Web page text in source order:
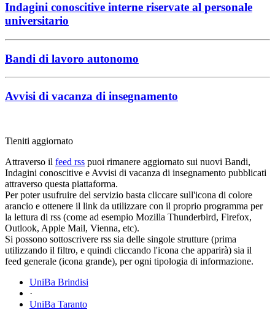
Indagini conoscitive interne riservate al personale
universitario
Bandi di lavoro autonomo
Avvisi di vacanza di insegnamento
Tieniti aggiornato
Attraverso il feed rss puoi rimanere aggiornato sui nuovi Bandi,
Indagini conoscitive e Avvisi di vacanza di insegnamento pubblicati
attraverso questa piattaforma.
Per poter usufruire del servizio basta cliccare sull'icona di colore
arancio e ottenere il link da utilizzare con il proprio programma per
la lettura di rss (come ad esempio Mozilla Thunderbird, Firefox,
Outlook, Apple Mail, Vienna, etc).
Si possono sottoscrivere rss sia delle singole strutture (prima
utilizzando il filtro, e quindi cliccando l'icona che apparirà) sia il
feed generale (icona grande), per ogni tipologia di informazione.
UniBa Brindisi
·
UniBa Taranto